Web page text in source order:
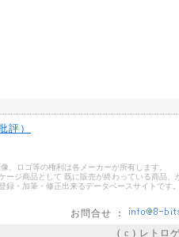
評）
、ロゴ等の権利は各メーカーが所有します。
ージ商品として 既に販売が終わっている商品
録・加筆・修正出来るデータベースサイトで
お問合せ ：
( c ) レトロ